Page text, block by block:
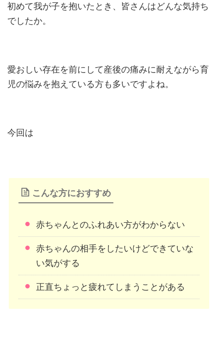
初めて我が子を抱いたとき、皆さんはどんな気持ち
でしたか。
愛おしい存在を前にして産後の痛みに耐えながら育
児の悩みを抱えている方も多いですよね。
今回は
こんな方におすすめ
赤ちゃんとのふれあい方がわからない
赤ちゃんの相手をしたいけどできていな
い気がする
正直ちょっと疲れてしまうことがある